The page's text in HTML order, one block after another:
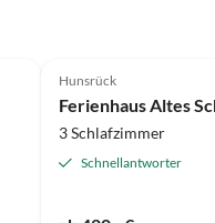
ein
Wanderurlaub
spannende Reise in die
Vergangenheit.
Hunsrück
3 Schlafzimmer
Schnellantworter